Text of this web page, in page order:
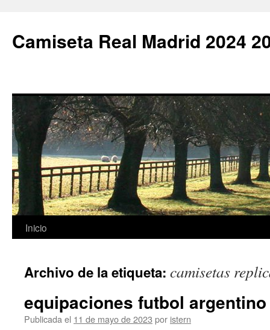
Camiseta Real Madrid 2024
Saltar
contenido
Inicio
Archivo de la etiqueta: camisetas
equipaciones futbol argentino
Publicada el 11 de mayo de 2023 por istern